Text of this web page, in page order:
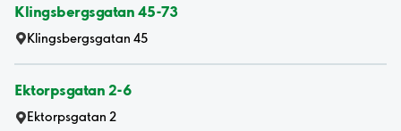
Klingsbergsgatan 45-73
Klingsbergsgatan 45
Ektorpsgatan 2-6
Ektorpsgatan 2